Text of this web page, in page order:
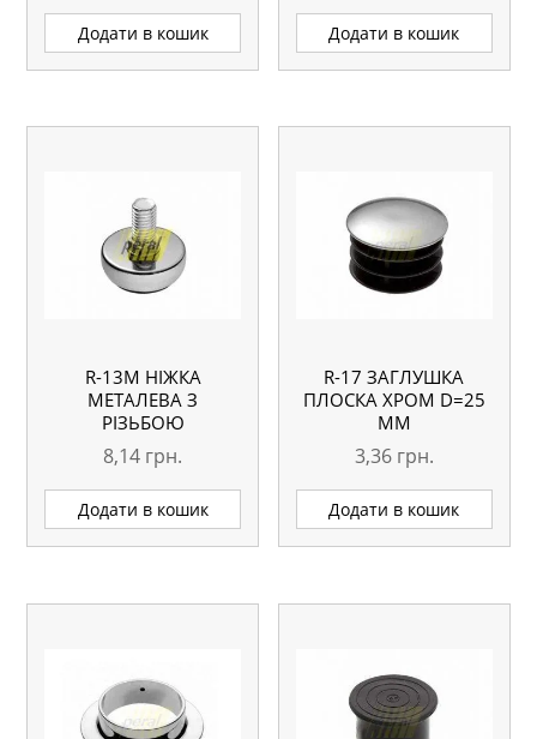
Додати в кошик Додати в кошик
R-13M НІЖКА
МЕТАЛЕВА З
РІЗЬБОЮ
8,14 грн.
Додати в кошик
R-17 ЗАГЛУШКА
ПЛОСКА ХРОМ D=25
ММ
3,36 грн.
Додати в кошик